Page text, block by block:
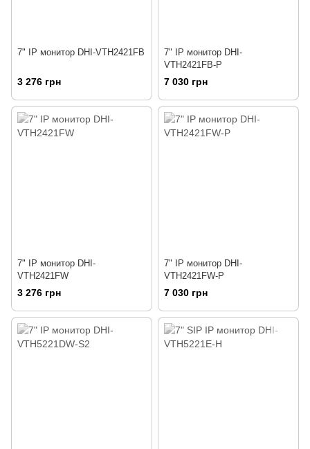
7" IP монитор DHI-VTH2421FB
3 276 грн
7" IP монитор DHI-
VTH2421FB-P
7 030 грн
7" IP монитор DHI-
VTH2421FW
3 276 грн
7" IP монитор DHI-
VTH2421FW-P
7 030 грн